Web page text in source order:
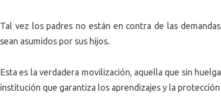
Tal vez los padres no están en contra de las
sean asumidos por sus hijos.
Esta es la verdadera movilización, aquella que sin
institución que garantiza los aprendizajes y la